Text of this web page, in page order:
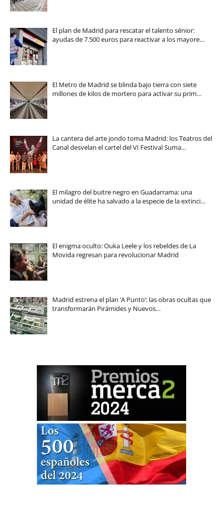
El plan de Madrid para rescatar el talento sénior:
ayudas de 7.500 euros para reactivar a los mayore…
El Metro de Madrid se blinda bajo tierra con siete
millones de kilos de mortero para activar su prim…
La cantera del arte jondo toma Madrid: los Teatros del
Canal desvelan el cartel del VI Festival Suma…
El milagro del buitre negro en Guadarrama: una
unidad de élite ha salvado a la especie de la extinci…
El enigma oculto: Ouka Leele y los rebeldes de La
Movida regresan para revolucionar Madrid
Madrid estrena el plan ‘A Punto’: las obras ocultas que
transformarán Pirámides y Nuevos…